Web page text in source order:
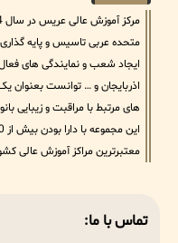
متحده عربی تاسیس و پایه
ایجاد شعب و نمایندگی های فعال
اذربایجان و … توانست بعنوان
های مرتبط با مراقبت و زیبایی
معتبرترین مراکز آموزش عالی
تماس با ما: